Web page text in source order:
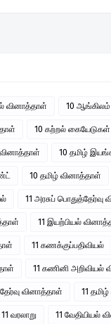
வினாத்தாள் 10
10 கற்றல் கையேடுகள்
10 தமிழ்
10 தமிழ் வினாத்தாள்
11 அரசுப் பொதுத்தேர்வு
11 இயற்பியல்
11 கணக்குப்பதிவியல்
11 கணினி அறிவியல்
வினாத்தாள் 11
11 வரலாறு 11 வேதியியல்